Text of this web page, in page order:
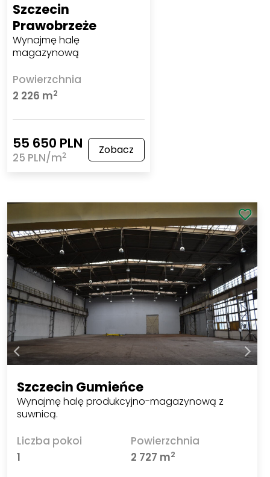
Szczecin
Prawobrzeże
Wynajmę halę
magazynową
Powierzchnia
2 226 m2
55 650 PLN
25 PLN/m2 Zobacz
Szczecin Gumieńce
Wynajmę halę produkcyjno-magazynową z
suwnicą.
Liczba pokoi
1
Powierzchnia
2 727 m2